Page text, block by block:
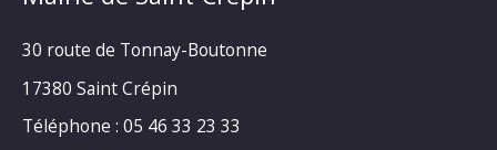
30 route de Tonnay-Boutonne
17380 Saint Crépin
Téléphone : 05 46 33 23 33